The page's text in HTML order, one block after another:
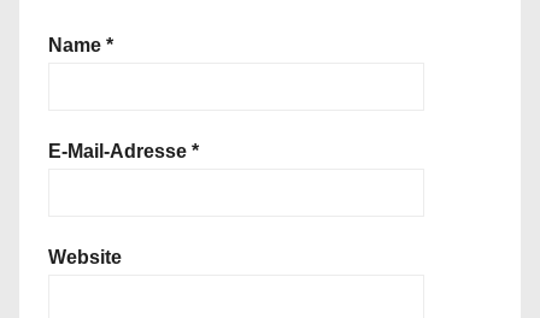
Name *
E-Mail-Adresse *
Website